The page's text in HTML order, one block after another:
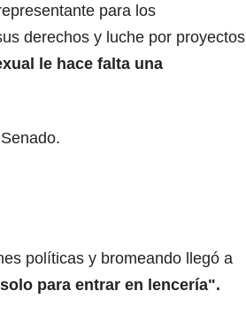
para los
derechos y luche por proyectos
le hace falta una
políticas y bromeando llegó a
para entrar en lencería".